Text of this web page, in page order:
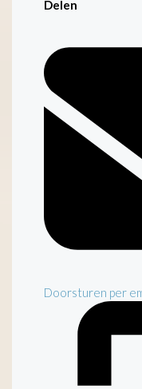
Delen
Doorsturen per